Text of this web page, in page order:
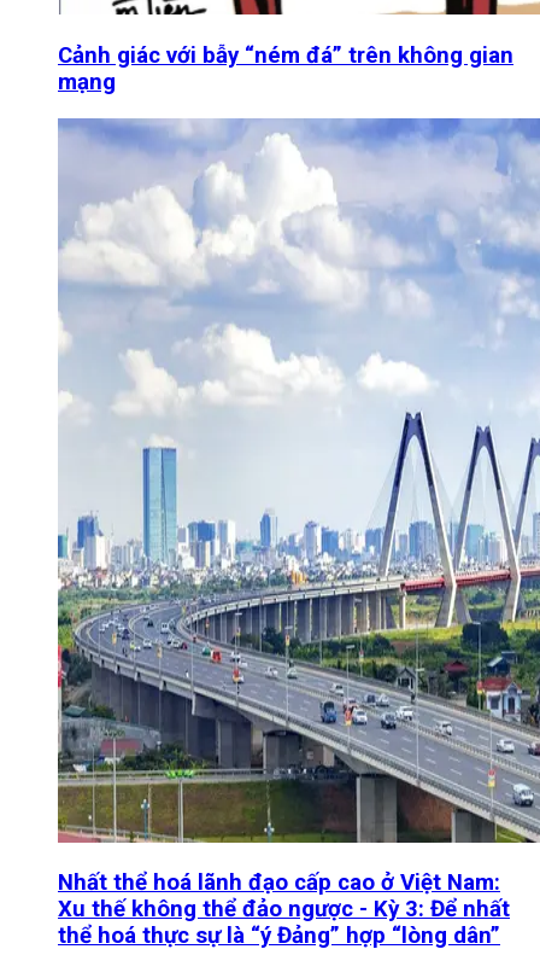
Cảnh giác với bẫy “ném đá” trên không gian
mạng
Nhất thể hoá lãnh đạo cấp cao ở Việt Nam:
Xu thế không thể đảo ngược - Kỳ 3: Để nhất
thể hoá thực sự là “ý Đảng” hợp “lòng dân”